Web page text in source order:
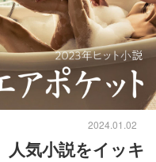
2024.01.02
人気小説をイッキ